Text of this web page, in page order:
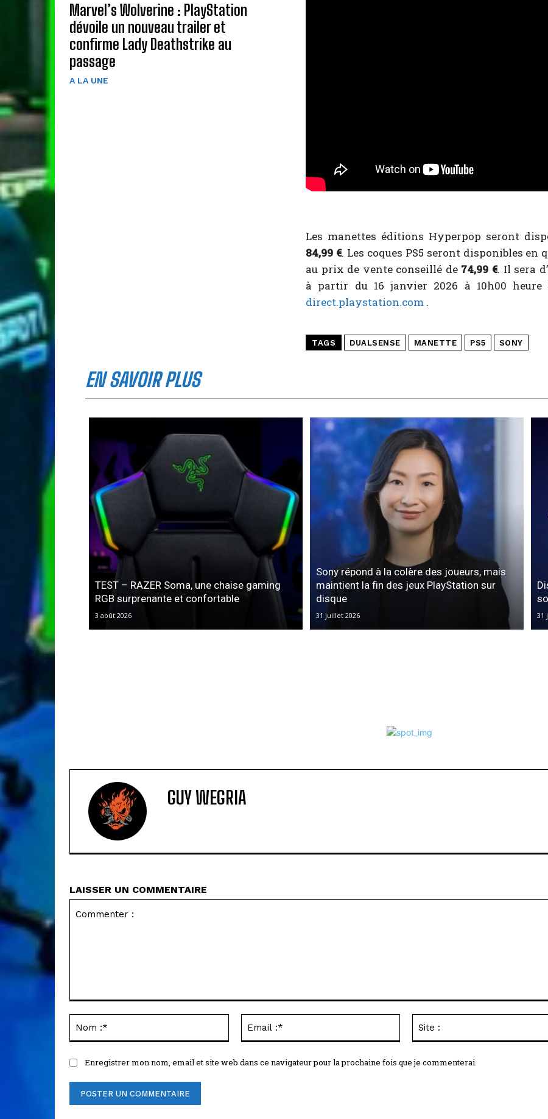
Marvel’s Wolverine : PlayStation
dévoile un nouveau trailer et
confirme Lady Deathstrike au
passage
A LA UNE
Les manettes éditions Hyperpop seront
84,99 €. Les coques PS5 seront disponibles
au prix de vente conseillé de 74,99 €. Il sera
à partir du 16 janvier 2026 à 10h00
direct.playstation.com .
TAGS DUALSENSE MANETTE PS5 SONY
EN SAVOIR PLUS
TEST – RAZER Soma, une chaise gaming
RGB surprenante et confortable
3 août 2026
Sony répond à la colère des joueurs, mais
maintient la fin des jeux PlayStation sur
disque
31 juillet 2026 31
GUY WEGRIA
LAISSER UN COMMENTAIRE
Enregistrer mon nom, email et site web dans ce navigateur pour la prochaine fois que je commenterai.